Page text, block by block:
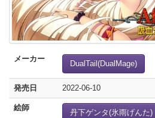
メーカー
DualTail(DualMage)
発売日 2022-06-10
絵師
丹下ゲンタ(氷雨げんた)